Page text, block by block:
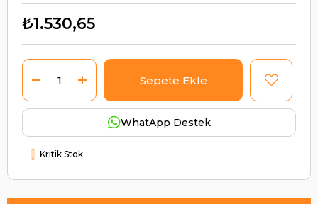
₺1.530,65
WhatApp Destek
Kritik Stok